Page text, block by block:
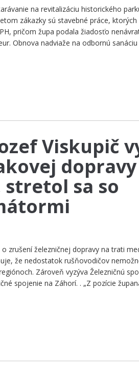
na revitalizáciu historického
zákazky sú stavebné práce,
pričom župa podala žiadosťo
Obnova nadviaže na odbornú
Viskupič
sa so
zrušení železničnej dopravy na trati
že nedostatok rušňovodičov
Zároveň vyzýva Železničnú
spojenie na Záhorí. . „Z pozície